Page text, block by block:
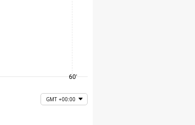
60'
GMT +00:00